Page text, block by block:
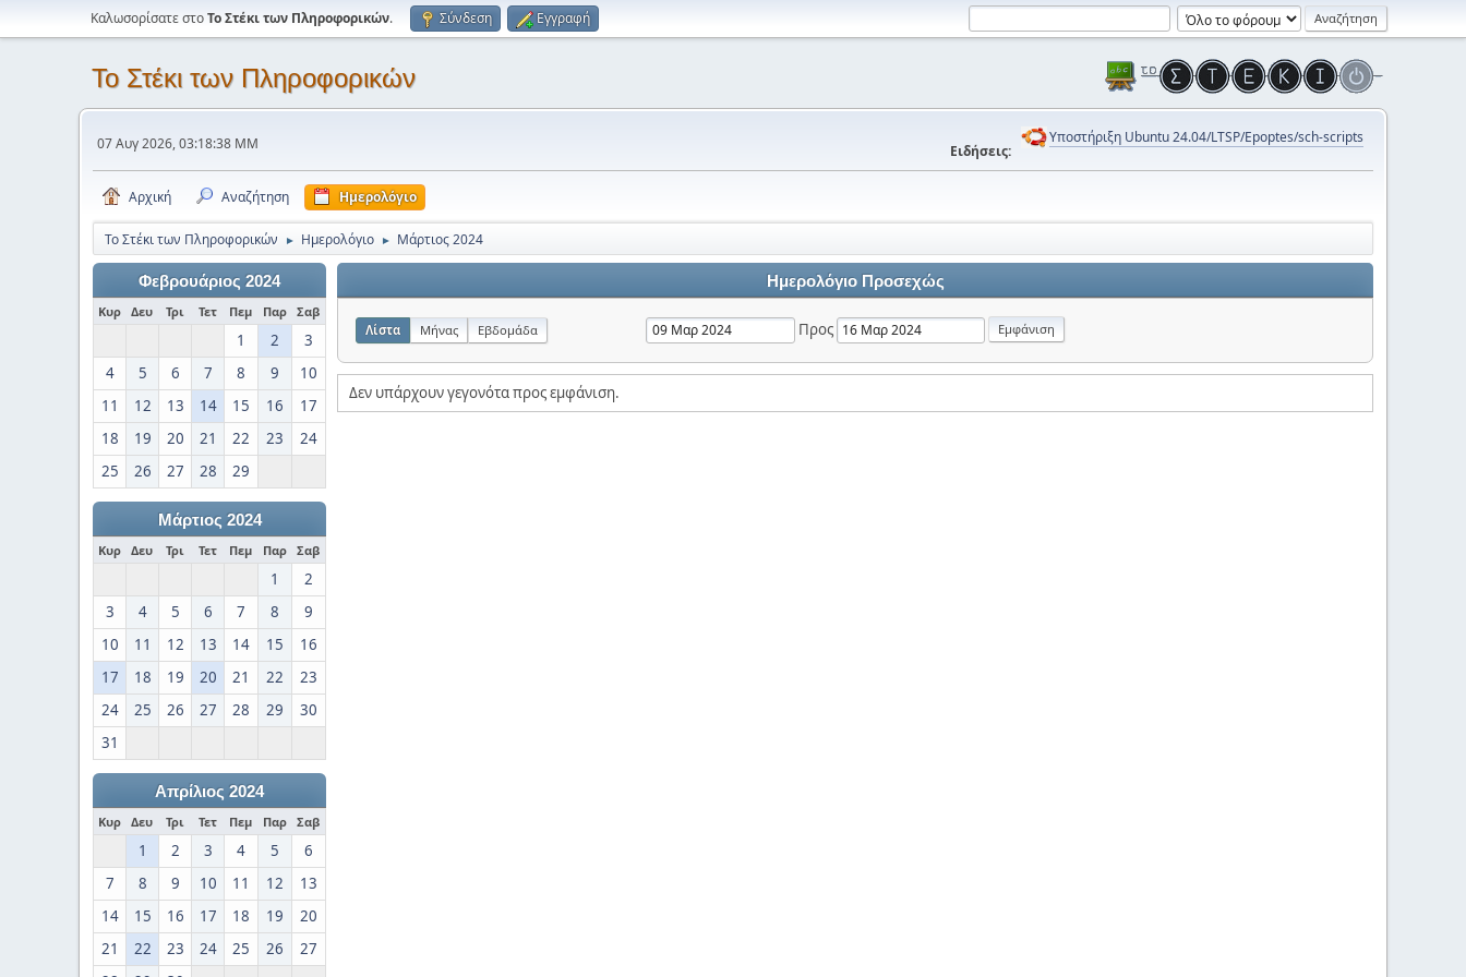
Καλωσορίσατε στοΤο Στέκι των Πληροφορικών. Σύνδεση Εγγραφή
Το Στέκι των Πληροφορικών
07 Αυγ 2026, 03:18:38 ΜΜ Ειδήσεις:
Υποστήριξη Ubuntu 24.04/LTSP/Epoptes/sch-scripts
Αρχική Αναζήτηση Ημερολόγιο
Το Στέκι των Πληροφορικών ► Ημερολόγιο ► Μάρτιος 2024
Φεβρουάριος 2024
Κυρ Δευ Τρι Τετ Πεμ Παρ Σαβ
1 2
3
4
5 6 7 8 9
10
11
12 13 14 15 16
17
18
19 20 21 22 23
24
25
26 27 28 29
Μάρτιος 2024
Κυρ Δευ Τρι Τετ Πεμ Παρ Σαβ
1
2
3
4 5 6 7 8
9
10
11 12 13 14 15
16
17
18 19 20 21 22
23
24
25 26 27 28 29
30
31
Απρίλιος 2024
Κυρ Δευ Τρι Τετ Πεμ Παρ Σαβ
1 2 3 4 5
6
7
8 9 10 11 12
13
14
15 16 17 18 19
20
21
22 23 24 25 26
27
Ημερολόγιο Προσεχώς
Λίστα Μήνας Εβδομάδα Προς
Δεν υπάρχουν γεγονότα προς εμφάνιση.